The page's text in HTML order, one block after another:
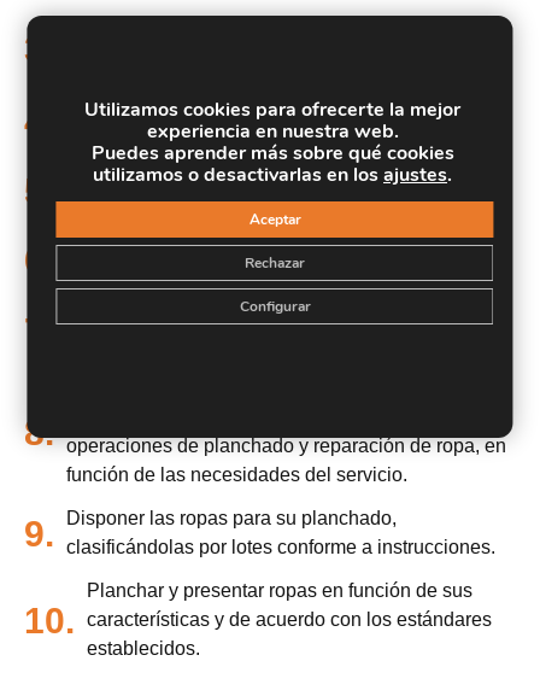
3.
4.
Aprender el almacenamiento de productos de
lavandería en centros sanitarios y/o sociosanitarios.
5. Realizar las tareas administrativas en la lavandería.
6. Conocer la calidad en el servicio de lavandería.
7.
Aprender la Prevención de Riesgos Laborales de
8. operaciones de planchado y reparación de ropa, en
función de las necesidades del servicio.
9.
Disponer las ropas para su planchado,
clasificándolas por lotes conforme a instrucciones.
10.
Planchar y presentar ropas en función de sus
características y de acuerdo con los estándares
establecidos.
Utilizamos cookies para ofrecerte la mejor
experiencia en nuestra web.
Puedes aprender más sobre qué cookies
utilizamos o desactivarlas en losajustes.
Aceptar
Rechazar
Configurar